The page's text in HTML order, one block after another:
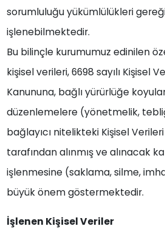
sorumluluğu yükümlülükleri
işlenebilmektedir.
Bu bilinçle kurumumuz edinilen
kişisel verileri,6698 sayılı Kişisel
Kanununa, bağlı yürürlüğe
düzenlemelere (yönetmelik,
bağlayıcı nitelikteki Kişisel
tarafından alınmış ve alınacak
işlenmesine (saklama, silme,
büyük önem göstermektedir.
İşlenen Kişisel Veriler